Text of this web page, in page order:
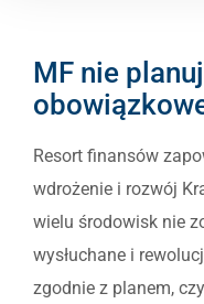
MF nie
Resort finansów
wdrożenie i rozwój
wielu środowisk nie
wysłuchane i
zgodnie z planem,